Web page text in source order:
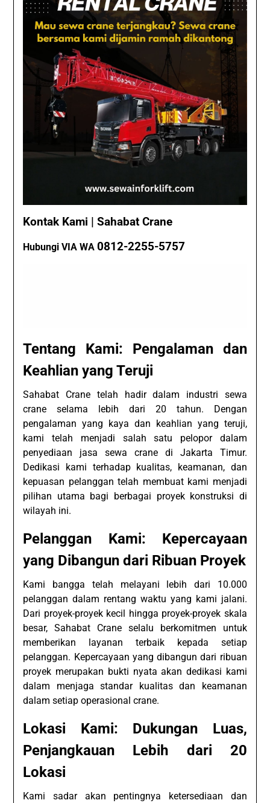
Kontak Kami | Sahabat Crane
Hubungi VIA WA0812-2255-5757
Tentang Kami: Pengalaman dan
Keahlian yang Teruji
Sahabat Crane telah hadir dalam industri sewa
crane selama lebih dari 20 tahun. Dengan
pengalaman yang kaya dan keahlian yang teruji,
kami telah menjadi salah satu pelopor dalam
penyediaan jasa sewa crane di Jakarta Timur.
Dedikasi kami terhadap kualitas, keamanan, dan
kepuasan pelanggan telah membuat kami menjadi
pilihan utama bagi berbagai proyek konstruksi di
wilayah ini.
Pelanggan Kami: Kepercayaan
yang Dibangun dari Ribuan Proyek
Kami bangga telah melayani lebih dari 10.000
pelanggan dalam rentang waktu yang kami jalani.
Dari proyek-proyek kecil hingga proyek-proyek skala
besar, Sahabat Crane selalu berkomitmen untuk
memberikan layanan terbaik kepada setiap
pelanggan. Kepercayaan yang dibangun dari ribuan
proyek merupakan bukti nyata akan dedikasi kami
dalam menjaga standar kualitas dan keamanan
dalam setiap operasional crane.
Lokasi Kami: Dukungan Luas,
Penjangkauan Lebih dari 20
Lokasi
Kami sadar akan pentingnya ketersediaan dan